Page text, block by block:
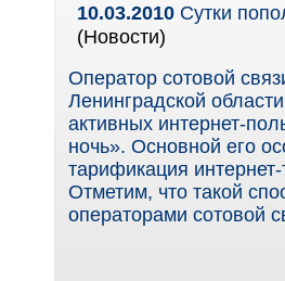
10.03.2010 Сутки
(Новости)
Оператор сотовой
Ленинградской
активных интернет-
ночь». Основной его
тарификация
Отметим, что такой
операторами сотовой